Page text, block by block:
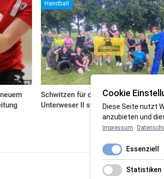
Handball
Schwitzen für die Top drei: HSG
Unterweser II startet durch
Cookie
Diese Seite nutzt
anzubieten und
Impressum
Essenziell
Statistiken